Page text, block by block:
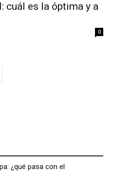
cuál es la óptima y a
0
¿qué pasa con el